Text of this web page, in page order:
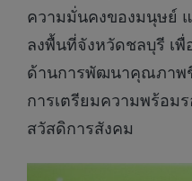
ความมั่นคงของมนุษย์
ลงพื้นที่จังหวัดชลบุรี เ
ด้านการพัฒนาคุณภาพ
การเตรียมความพร้อม
สวัสดิการสังคม